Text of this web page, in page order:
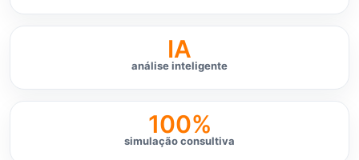
IA
análise inteligente
100%
simulação consultiva